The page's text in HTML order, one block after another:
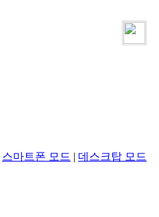
스마트폰 모드 | 데스크탑 모드